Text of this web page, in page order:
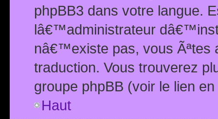
phpBB3 dans votre langue.
lâ€™administrateur
nâ€™existe pas, vous Ãªtes
traduction. Vous trouverez
groupe phpBB (voir le lien
Haut